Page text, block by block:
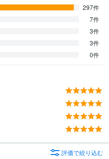
297件
7件
3件
3件
0件
評価で絞り込む